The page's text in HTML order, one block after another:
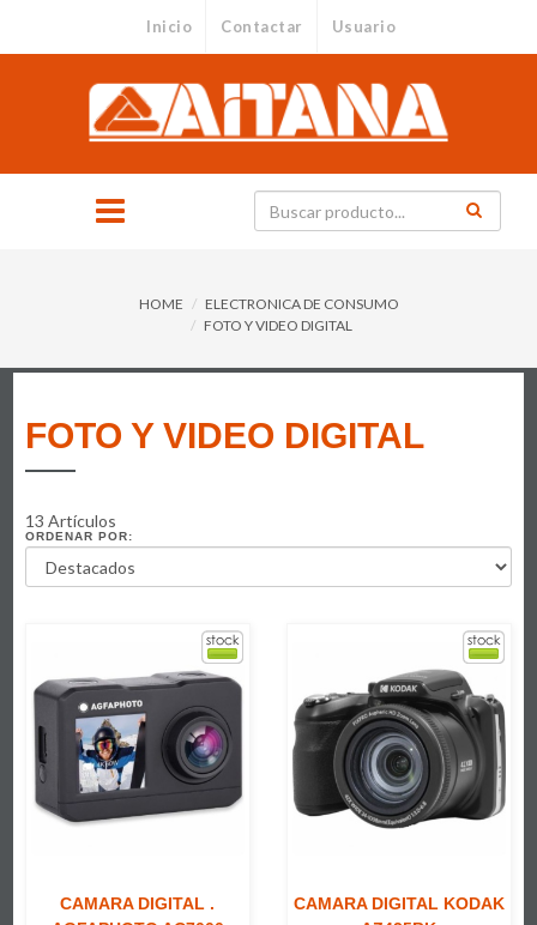
Inicio Contactar Usuario
HOME
ELECTRONICA DE CONSUMO
FOTO Y VIDEO DIGITAL
FOTO Y VIDEO DIGITAL
13 Artículos
ORDENAR POR:
CAMARA DIGITAL .
CAMARA DIGITAL KODAK